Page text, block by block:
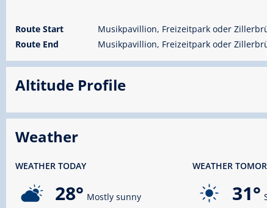
Route Start
Musikpavillion, Freizeitpark oder
Route End
Musikpavillion, Freizeitpark oder
Altitude Profile
Weather
WEATHER TODAY
28° Mostly sunny
WEATHER
31°